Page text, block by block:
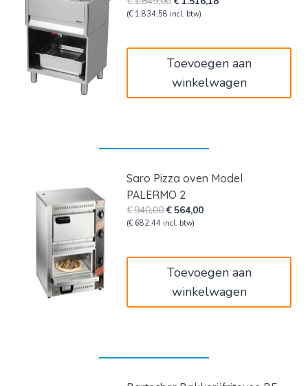
prijs
(€ 1.834,58 incl. btw)
Toevoegen aan
winkelwagen
Saro Pizza oven Model
PALERMO 2
€940,00Oorspronkelijke
prijs
€ 564,00Huidige
(€ 682,44 incl. btw)
Toevoegen aan
winkelwagen